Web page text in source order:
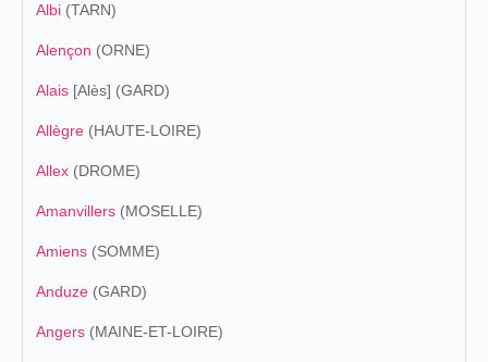
Albi (TARN)
Alençon (ORNE)
Alais [Alès] (GARD)
Allègre (HAUTE-LOIRE)
Allex (DROME)
Amanvillers (MOSELLE)
Amiens (SOMME)
Anduze (GARD)
Angers (MAINE-ET-LOIRE)